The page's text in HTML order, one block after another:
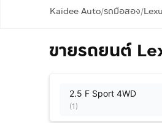
Kaidee Auto/รถมือสอง/
ขายรถยนต์
2.5 F Sport 4WD
(1 )